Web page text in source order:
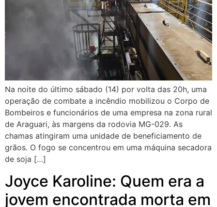
Na noite do último sábado (14) por volta das 20h, uma
operação de combate a incêndio mobilizou o Corpo de
Bombeiros e funcionários de uma empresa na zona rural
de Araguari, às margens da rodovia MG-029. As
chamas atingiram uma unidade de beneficiamento de
grãos. O fogo se concentrou em uma máquina secadora
de soja […]
Joyce Karoline: Quem era a
jovem encontrada morta em